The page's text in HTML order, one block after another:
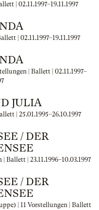
| 02.11.1997–19.11.1997
| 02.11.1997–19.11.1997
| Ballett | 02.11.1997–
JULIA
| 25.01.1995–26.10.1997
/ DER
| Ballett | 23.11.1996–10.03.1997
/ DER
| 11 Vorstellungen | Ballett